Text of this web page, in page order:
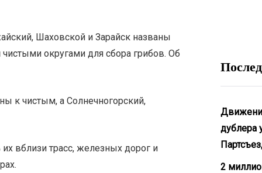
Шаховской и Зарайск названы
чистыми округами для сбора грибов. Об
к чистым, а Солнечногорский,
вблизи трасс, железных дорог и
дублера
2